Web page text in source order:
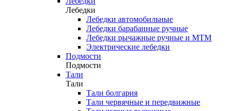
Лебедки
Лебедки автомобильные
Лебедки барабанные ручные
Лебедки рычажные ручные и МТМ
Электрические лебедки
Подмости
Подмости
Тали
Тали
Тали болгария
Тали червячные и передвижные